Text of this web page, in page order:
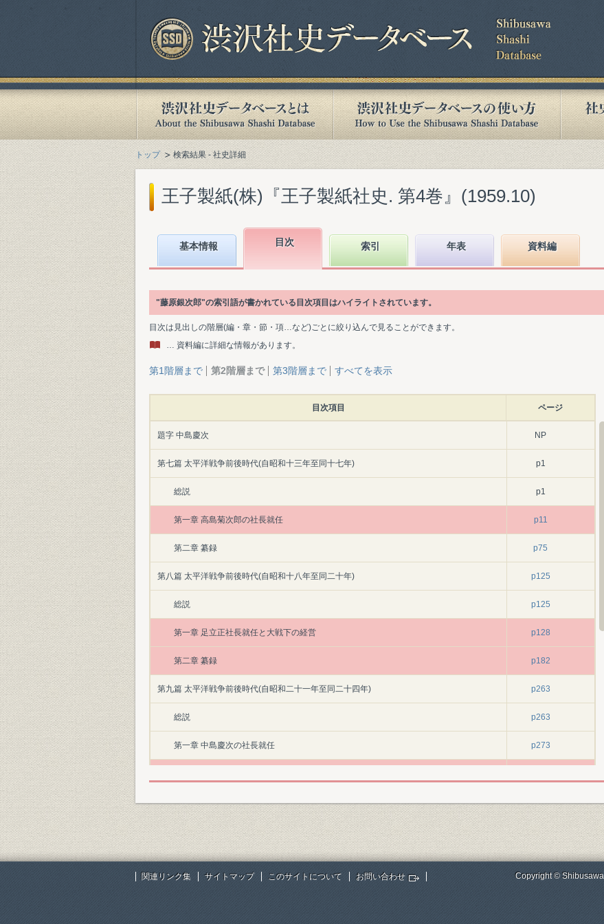
トップ 検索結果 - 社史詳細
王子製紙(株)『王子製紙社史. 第4巻』(1959.10)
基本情報 目次 索引 年表 資料編
"藤原銀次郎"の索引語が書かれている目次項目はハイライトされています。
目次は見出しの階層(編・章・節・項…など)ごとに絞り込んで見ることができます。
… 資料編に詳細な情報があります。
第1階層まで 第2階層まで 第3階層まで すべてを表示
目次項目 ページ
題字 中島慶次 NP
第七篇 太平洋戦争前後時代(自昭和十三年至同十七年) p1
総説 p1
第一章 高島菊次郎の社長就任 p11
第二章 纂録 p75
第八篇 太平洋戦争前後時代(自昭和十八年至同二十年) p125
総説 p125
第一章 足立正社長就任と大戦下の経営 p128
第二章 纂録 p182
第九篇 太平洋戦争前後時代(自昭和二十一年至同二十四年) p263
総説 p263
第一章 中島慶次の社長就任 p273
第三章 談叢 p361
第十篇 総括 p387
第一章 組織と業績概観 p387
関連リンク集 サイトマップ このサイトについて お問い合わせ Copyright ©